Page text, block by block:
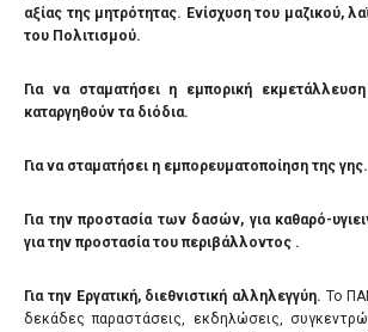
αξίας της μητρότητας. Ενίσχυση του μαζικού,
του Πολιτισμού.
Για να σταματήσει η εμπορική
καταργηθούν τα διόδια.
Για να σταματήσει η εμπορευματοποίηση της γης.
Για την προστασία των δασών, για καθαρό-
για την προστασία του περιβάλλοντος .
Για την Εργατική, διεθνιστική αλληλεγγύη. Το
δεκάδες παραστάσεις, εκδηλώσεις,